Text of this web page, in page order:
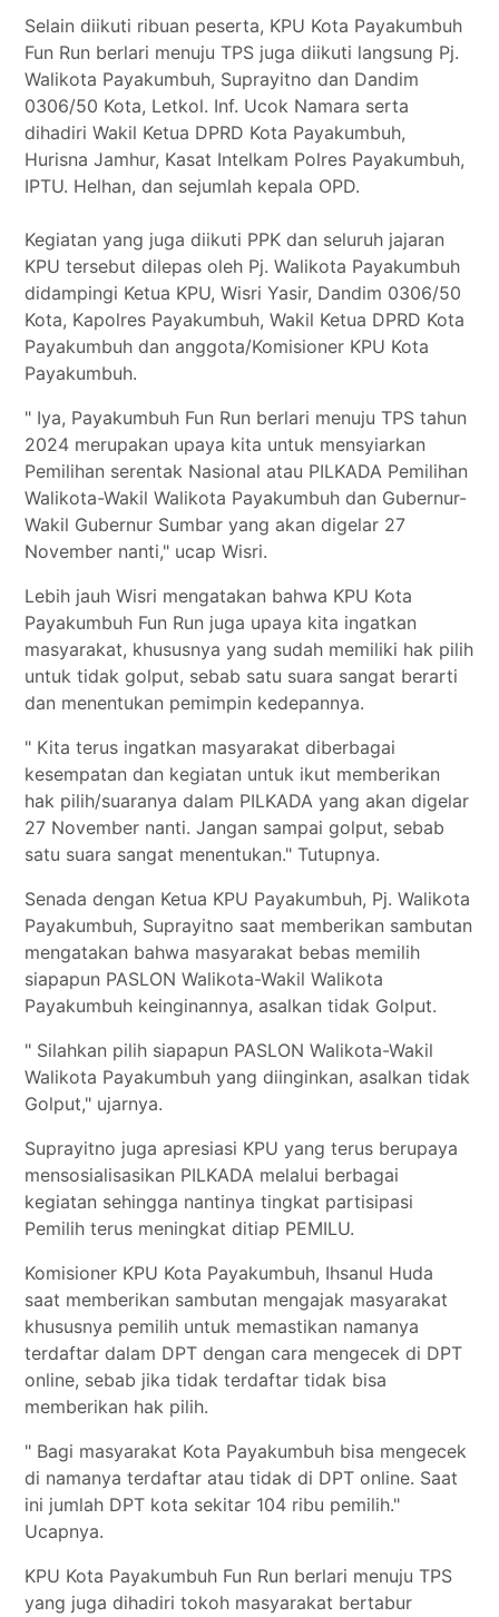
Selain diikuti ribuan peserta, KPU Kota Payakumbuh
Fun Run berlari menuju TPS juga diikuti langsung Pj.
Walikota Payakumbuh, Suprayitno dan Dandim
0306/50 Kota, Letkol. Inf. Ucok Namara serta
dihadiri Wakil Ketua DPRD Kota Payakumbuh,
Hurisna Jamhur, Kasat Intelkam Polres Payakumbuh,
IPTU. Helhan, dan sejumlah kepala OPD.
Kegiatan yang juga diikuti PPK dan seluruh jajaran
KPU tersebut dilepas oleh Pj. Walikota Payakumbuh
didampingi Ketua KPU, Wisri Yasir, Dandim 0306/50
Kota, Kapolres Payakumbuh, Wakil Ketua DPRD Kota
Payakumbuh dan anggota/Komisioner KPU Kota
Payakumbuh.
" Iya, Payakumbuh Fun Run berlari menuju TPS tahun
2024 merupakan upaya kita untuk mensyiarkan
Pemilihan serentak Nasional atau PILKADA Pemilihan
Walikota-Wakil Walikota Payakumbuh dan Gubernur-
Wakil Gubernur Sumbar yang akan digelar 27
November nanti," ucap Wisri.
Lebih jauh Wisri mengatakan bahwa KPU Kota
Payakumbuh Fun Run juga upaya kita ingatkan
masyarakat, khususnya yang sudah memiliki hak pilih
untuk tidak golput, sebab satu suara sangat berarti
dan menentukan pemimpin kedepannya.
" Kita terus ingatkan masyarakat diberbagai
kesempatan dan kegiatan untuk ikut memberikan
hak pilih/suaranya dalam PILKADA yang akan digelar
27 November nanti. Jangan sampai golput, sebab
satu suara sangat menentukan." Tutupnya.
Senada dengan Ketua KPU Payakumbuh, Pj. Walikota
Payakumbuh, Suprayitno saat memberikan sambutan
mengatakan bahwa masyarakat bebas memilih
siapapun PASLON Walikota-Wakil Walikota
Payakumbuh keinginannya, asalkan tidak Golput.
" Silahkan pilih siapapun PASLON Walikota-Wakil
Walikota Payakumbuh yang diinginkan, asalkan tidak
Golput," ujarnya.
Suprayitno juga apresiasi KPU yang terus berupaya
mensosialisasikan PILKADA melalui berbagai
kegiatan sehingga nantinya tingkat partisipasi
Pemilih terus meningkat ditiap PEMILU.
Komisioner KPU Kota Payakumbuh, Ihsanul Huda
saat memberikan sambutan mengajak masyarakat
khususnya pemilih untuk memastikan namanya
terdaftar dalam DPT dengan cara mengecek di DPT
online, sebab jika tidak terdaftar tidak bisa
memberikan hak pilih.
" Bagi masyarakat Kota Payakumbuh bisa mengecek
di namanya terdaftar atau tidak di DPT online. Saat
ini jumlah DPT kota sekitar 104 ribu pemilih."
Ucapnya.
KPU Kota Payakumbuh Fun Run berlari menuju TPS
yang juga dihadiri tokoh masyarakat bertabur